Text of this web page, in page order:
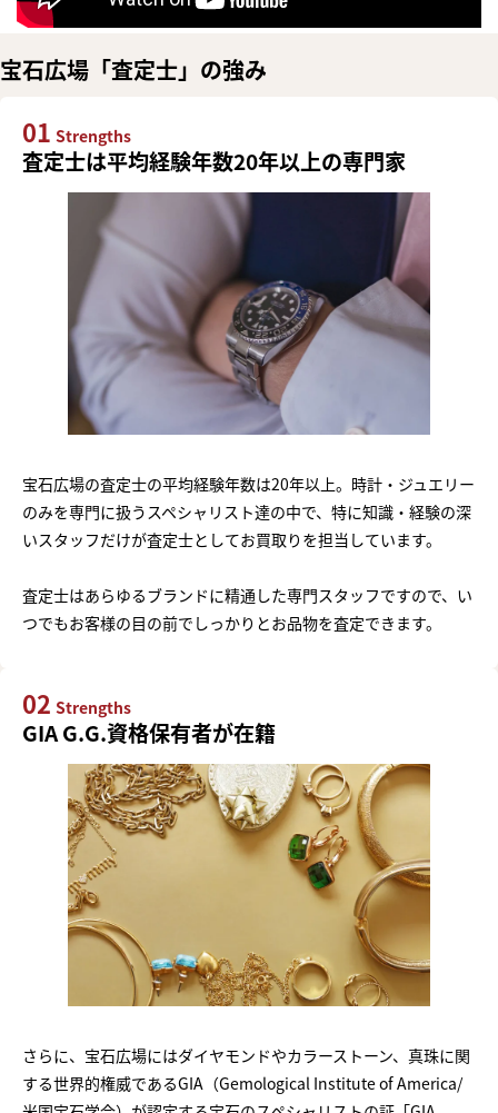
宝石広場「査定士」の強み
01 Strengths
査定士は平均経験年数20年以上の専門家
宝石広場の査定士の平均経験年数は20年以上。時計・ジュエリー
のみを専門に扱うスペシャリスト達の中で、特に知識・経験の深
いスタッフだけが査定士としてお買取りを担当しています。
査定士はあらゆるブランドに精通した専門スタッフですので、い
つでもお客様の目の前でしっかりとお品物を査定できます。
02 Strengths
GIA G.G.資格保有者が在籍
さらに、宝石広場にはダイヤモンドやカラーストーン、真珠に関
する世界的権威であるGIA（Gemological Institute of America/